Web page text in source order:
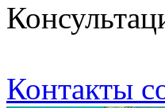
Контакты